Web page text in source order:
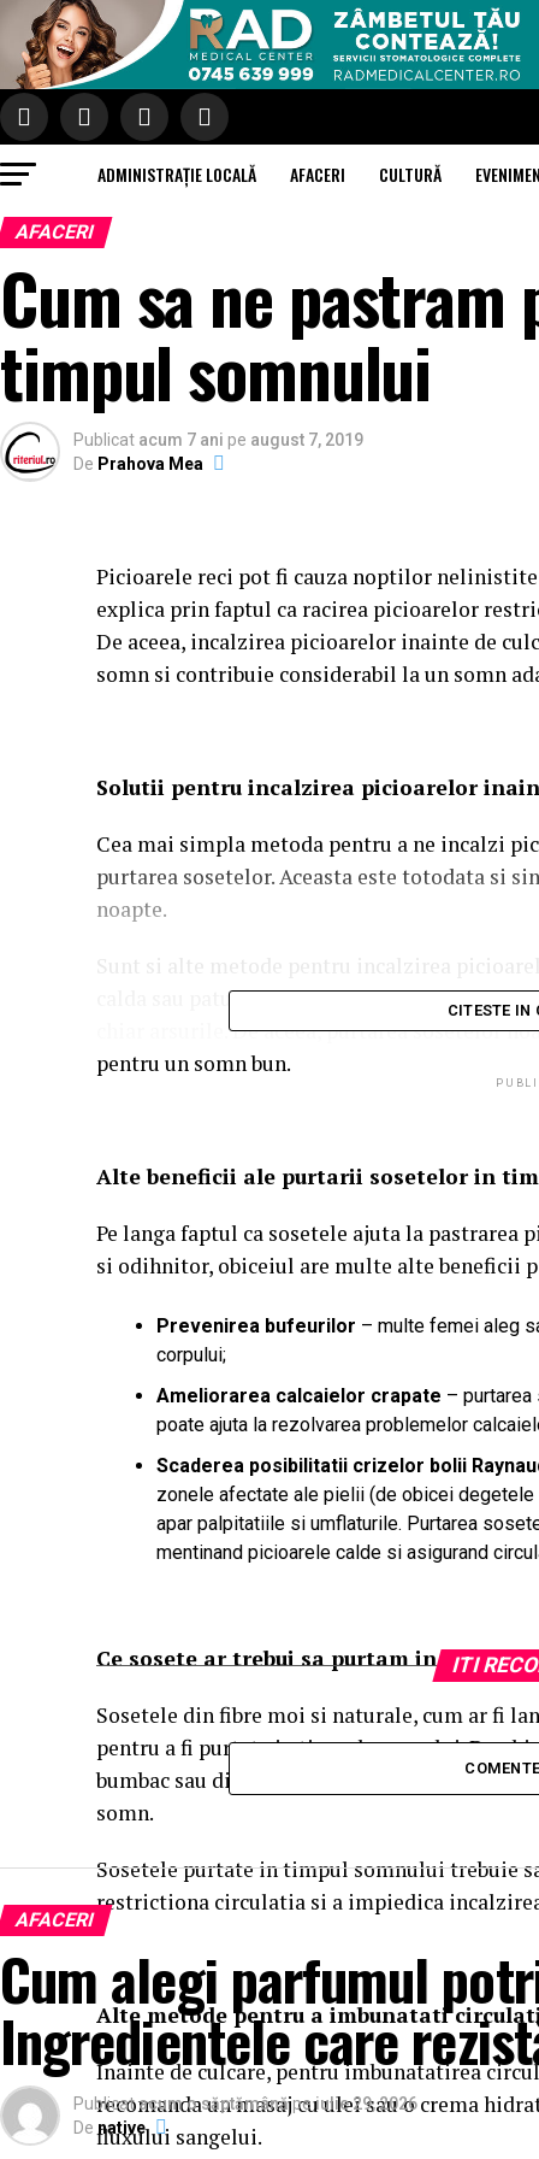
ADMINISTRAȚIE LOCALĂ AFACERI CULTURĂ
AFACERI
Cum sa ne
timpul somnului
Publicat acum 7 ani pe august 7, 2019
De Prahova Mea
Picioarele reci pot fi cauza noptilor nelinistite
explica prin faptul ca racirea picioarelor
De aceea, incalzirea picioarelor inainte de
somn si contribuie considerabil la un somn
Solutii pentru incalzirea picioarelor
Cea mai simpla metoda pentru a ne incalzi
purtarea sosetelor. Aceasta este totodata si
noapte.
calda sau paturile electrice pentru incalzire,
chiar arsurile. De aceea, purtarea sosetelor
pentru un somn bun.
Alte beneficii ale purtarii sosetelor in
Pe langa faptul ca sosetele ajuta la pastrarea
si odihnitor, obiceiul are multe alte beneficii
Prevenirea bufeurilor – multe femei aleg
corpului;
Ameliorarea calcaielor crapate – purtarea
poate ajuta la rezolvarea problemelor
Scaderea posibilitatii crizelor bolii
zonele afectate ale pielii (de obicei
apar palpitatiile si umflaturile. Purtarea
mentinand picioarele calde si asigurand
Ce sosete ar trebui sa purtam in timpul
Sosetele din fibre moi si naturale, cum ar fi
pentru a fi purtate in timpul somnului. De
bumbac sau din fibre artificiale, dar merita,
somn.
Sosetele purtate in timpul somnului trebuie
restrictiona circulatia si a impiedica
Alte metode pentru a imbunatati
Inainte de culcare, pentru imbunatatirea
recomanda un masaj cu ulei sau o crema
fluxului sangelui.
CITESTE IN
ITI
AFACERI
Cum alegi parfumul
Ingredientele care
Publicatacum o săptămână pe iulie 29, 2026
De native